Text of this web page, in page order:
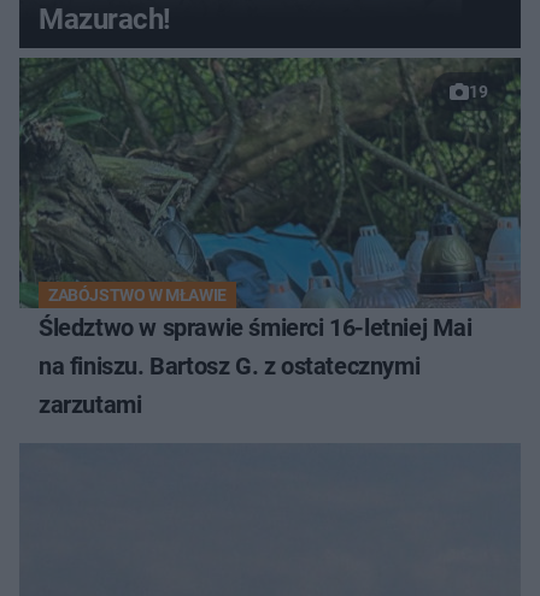
Mazurach!
19
ZABÓJSTWO W MŁAWIE
Śledztwo w sprawie śmierci 16-letniej Mai
na finiszu. Bartosz G. z ostatecznymi
zarzutami